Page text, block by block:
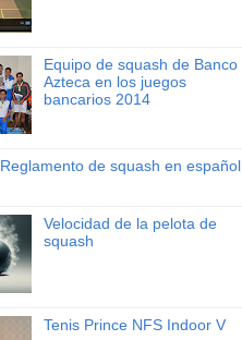
Equipo de squash de Banco
Azteca en los juegos
bancarios 2014
Reglamento de squash en español
Velocidad de la pelota de
squash
Tenis Prince NFS Indoor V